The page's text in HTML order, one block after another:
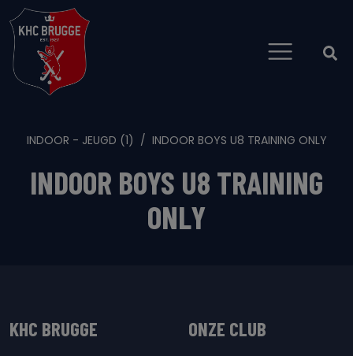
INDOOR - JEUGD (1) INDOOR BOYS U8 TRAINING ONLY
INDOOR BOYS U8 TRAINING
ONLY
KHC BRUGGE ONZE CLUB